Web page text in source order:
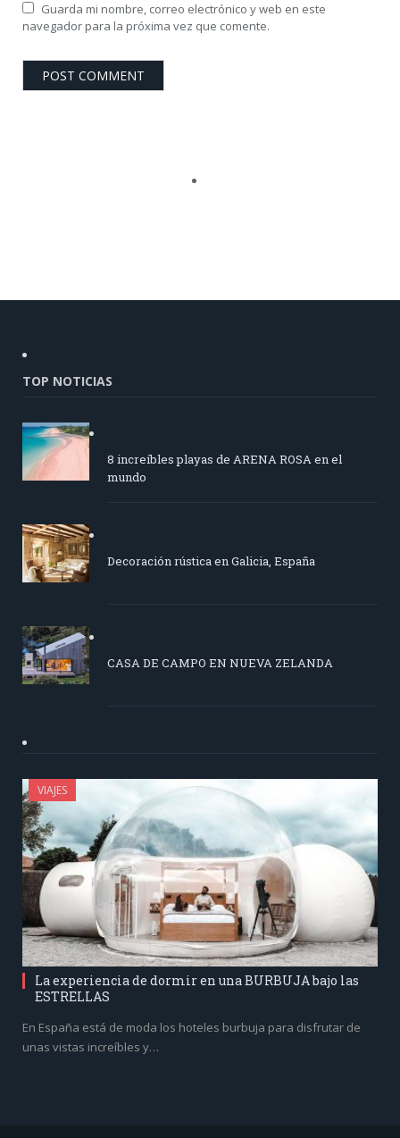
Guarda mi nombre, correo electrónico y web en este
navegador para la próxima vez que comente.
TOP NOTICIAS
8 increíbles playas de ARENA ROSA en el
mundo
Decoración rústica en Galicia, España
CASA DE CAMPO EN NUEVA ZELANDA
VIAJES
La experiencia de dormir en una BURBUJA bajo las
ESTRELLAS
En España está de moda los hoteles burbuja para disfrutar de
unas vistas increíbles y…